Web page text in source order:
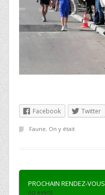
Facebook Twitter
Faune, On y était
PROCHAIN RENDEZ-VOUS
no event